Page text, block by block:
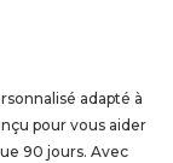
adapté à
pour vous aider
90 jours. Avec